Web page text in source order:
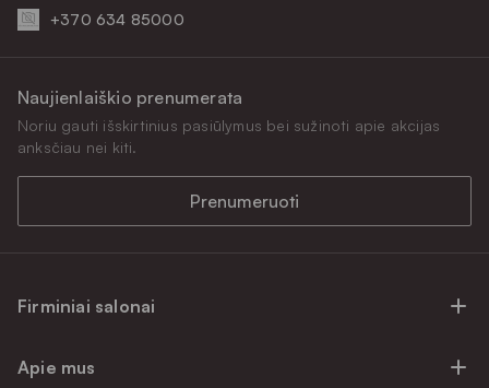
+370 634 85000
Firminiai salonai
Apie mus
Naujienlaiškio prenumerata
Noriu gauti išskirtinius pasiūlymus bei sužinoti apie akcijas
anksčiau nei kiti.
Prenumeruoti